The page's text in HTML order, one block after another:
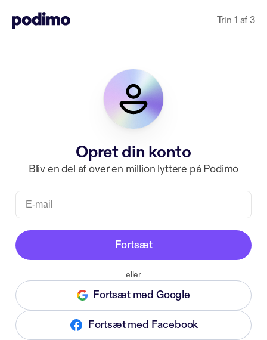
Trin 1 af 3
Opret din konto
Bliv en del af over en million lyttere på Podimo
Fortsæt
eller
Fortsæt med Google
Fortsæt med Facebook